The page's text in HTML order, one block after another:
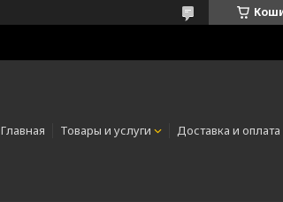
Главная Товары и услуги Доставка и оплата